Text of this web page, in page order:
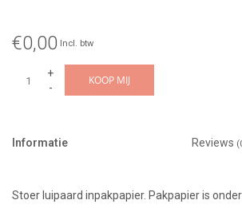
€0,00 Incl. btw
+
-
KOOP MIJ
Informatie Reviews
Stoer luipaard inpakpapier. Pakpapier is